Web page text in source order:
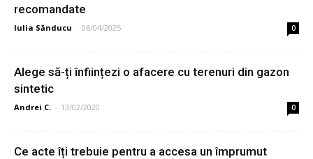
recomandate
Iulia Sănducu - 06/04/2025 0
Alege să-ți înființezi o afacere cu terenuri din gazon
sintetic
Andrei C. - 13/02/2020 0
Ce acte îți trebuie pentru a accesa un împrumut